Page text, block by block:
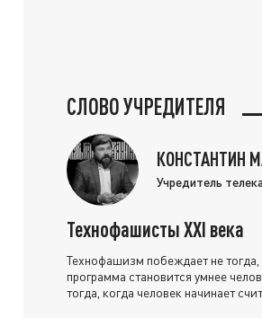
СЛОВО УЧРЕДИТЕЛЯ
КОНСТАНТИН
Учредитель
Технофашисты XXI века
Технофашизм побеждает не тогда,
программа становится умнее
тогда, когда человек начинает